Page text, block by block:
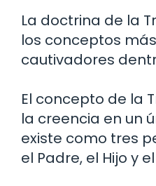
La doctrina de la
los conceptos
cautivadores
El concepto de la
la creencia en un
existe como tres
el Padre, el Hijo y